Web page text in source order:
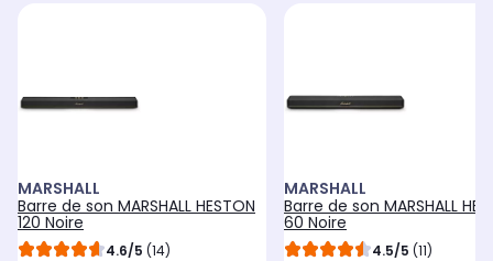
MARSHALL
Barre de son MARSHALL HESTON
120 Noire
4.6/5 (14)
MARSHALL
Barre de son MARSHALL
60 Noire
4.5/5 (11)